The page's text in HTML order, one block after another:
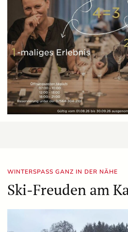
WINTERSPASS GANZ IN DER NÄHE
Ski-Freuden am